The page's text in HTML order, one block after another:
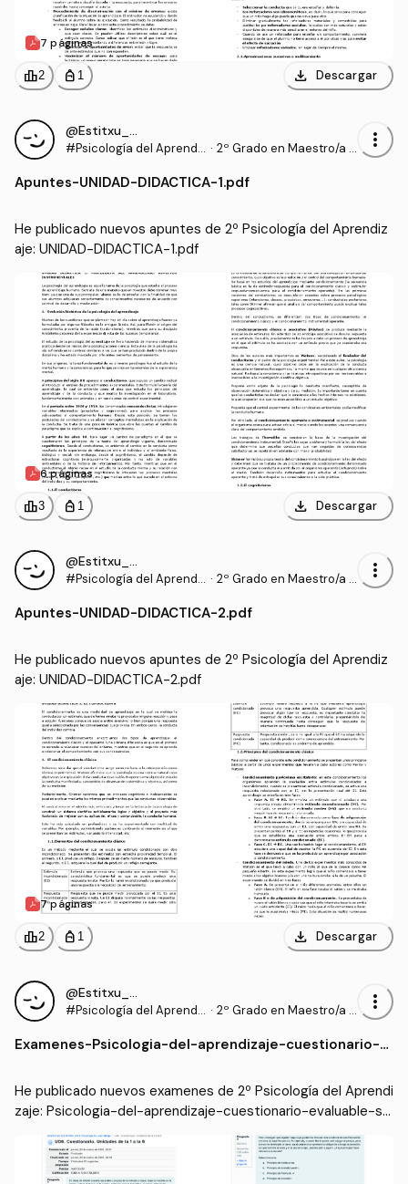
7 páginas
leaderboard2 personal_bag 1 download Descargar
@Estitxu_98
#Psicología del Aprendi
· 2º Grado en Maestro/a d
more_vert
Apuntes-UNIDAD-DIDACTICA-1.pdf
He publicado nuevos apuntes de 2º Psicología del Aprendiz
aje: UNIDAD-DIDACTICA-1.pdf
6 páginas
leaderboard3 personal_bag 1 download Descargar
@Estitxu_98
#Psicología del Aprendi
· 2º Grado en Maestro/a d
more_vert
Apuntes-UNIDAD-DIDACTICA-2.pdf
He publicado nuevos apuntes de 2º Psicología del Aprendiz
aje: UNIDAD-DIDACTICA-2.pdf
7 páginas
leaderboard2 personal_bag 1 download Descargar
@Estitxu_98
#Psicología del Aprendi
· 2º Grado en Maestro/a d
more_vert
Examenes-Psicologia-del-aprendizaje-cuestionario-e
He publicado nuevos examenes de 2º Psicología del Aprendi
zaje: Psicologia-del-aprendizaje-cuestionario-evaluable-su
nidades-1-6.pdf